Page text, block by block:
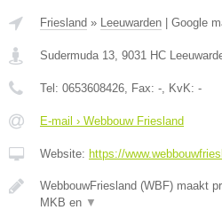
Friesland » Leeuwarden Google
Sudermuda 13, 9031 HC
Tel: 0653608426, Fax: -, KvK: -
E-mail › Webbouw Friesland
Website: https://
WebbouwFriesland (WBF) maakt
MKB en ▼